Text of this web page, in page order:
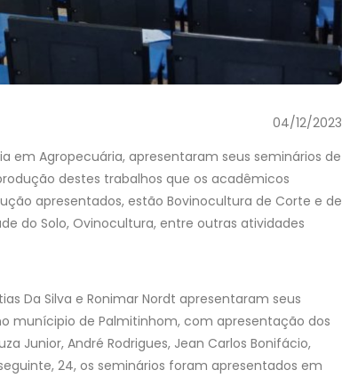
04/12/2023
em Agropecuária, apresentaram seus seminários de
destes trabalhos que os acadêmicos
apresentados, estão Bovinocultura de Corte e de
do Solo, Ovinocultura, entre outras atividades
Da Silva e Ronimar Nordt apresentaram seus
munícipio de Palmitinhom, com apresentação dos
Junior, André Rodrigues, Jean Carlos Bonifácio,
24, os seminários foram apresentados em